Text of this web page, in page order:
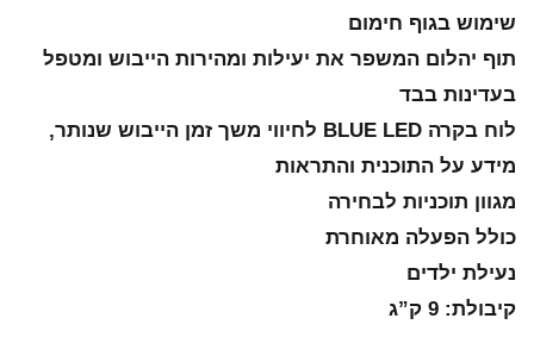
שימוש בגוף חימום
תוף יהלום המשפר את יעילות ומהירות הייבוש ומטפל
בעדינות בבד
לוח בקרה BLUE LED לחיווי משך זמן הייבוש שנותר,
מידע על התוכנית והתראות
מגוון תוכניות לבחירה
כולל הפעלה מאוחרת
​​​​​​​נעילת ילדים
קיבולת: 9 ק”ג